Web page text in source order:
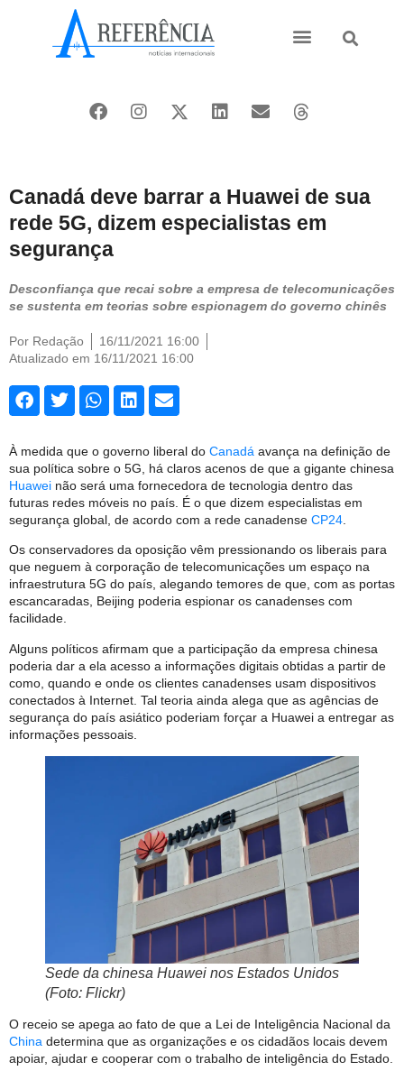
Canadá deve barrar a Huawei de sua
rede 5G, dizem especialistas em
segurança
Desconfiança que recai sobre a empresa de telecomunicações
se sustenta em teorias sobre espionagem do governo chinês
Por Redação
16/11/2021 16:00
Atualizado em 16/11/2021 16:00
À medida que o governo liberal do Canadá avança na definição de
sua política sobre o 5G, há claros acenos de que a gigante chinesa
Huawei não será uma fornecedora de tecnologia dentro das
futuras redes móveis no país. É o que dizem especialistas em
segurança global, de acordo com a rede canadense CP24
Os conservadores da oposição vêm pressionando os liberais para
que neguem à corporação de telecomunicações um espaço na
infraestrutura 5G do país, alegando temores de que, com as portas
escancaradas, Beijing poderia espionar os canadenses com
facilidade.
Alguns políticos afirmam que a participação da empresa chinesa
poderia dar a ela acesso a informações digitais obtidas a partir de
como, quando e onde os clientes canadenses usam dispositivos
conectados à Internet. Tal teoria ainda alega que as agências de
segurança do país asiático poderiam forçar a Huawei a entregar as
informações pessoais.
Sede da chinesa Huawei nos Estados Unidos
(Foto: Flickr)
O receio se apega ao fato de que a Lei de Inteligência Nacional da
China determina que as organizações e os cidadãos locais devem
apoiar, ajudar e cooperar com o trabalho de inteligência do Estado.